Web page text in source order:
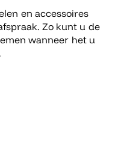
en accessoires
Zo kunt u de
wanneer het u